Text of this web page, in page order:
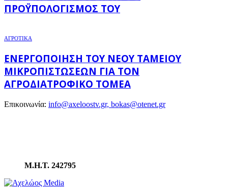
ΠΡΟΫΠΟΛΟΓΙΣΜΌΣ ΤΟΥ
ΑΓΡΟΤΙΚΑ
ΕΝΕΡΓΟΠΟΊΗΣΗ ΤΟΥ ΝΈΟΥ ΤΑΜΕΊΟΥ
ΜΙΚΡΟΠΙΣΤΏΣΕΩΝ ΓΙΑ ΤΟΝ
ΑΓΡΟΔΙΑΤΡΟΦΙΚΌ ΤΟΜΈΑ
Επικοινωνία: info@axeloostv.gr, bokas@otenet.gr
Μ.Η.Τ. 242795